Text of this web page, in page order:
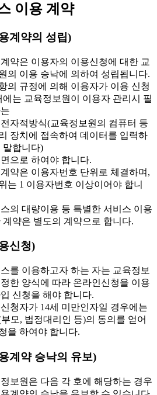
이용 계약
계약의 성립)
약은 이용자의 이용신청에 대한 교
의 이용 승낙에 의하여 성립됩니다.
의 규정에 의해 이용자가 이용 신청
에는 교육정보원이 이용자 관리시 필
자적방식(교육정보원의 컴퓨터 등
장치에 접속하여 데이터를 입력하
말합니다)
으로 하여야 합니다.
약은 이용자번호 단위로 체결하며,
는 1 이용자번호 이상이어야 합니
의 대량이용 등 특별한 서비스 이용
계약은 별도의 계약으로 합니다.
신청)
를 이용하고자 하는 자는 교육정보
한 양식에 따라 온라인신청을 이용
신청을 해야 합니다.
청자가 14세 미만인자일 경우에는
모, 법정대리인 등)의 동의를 얻어
을 하여야 합니다.
계약 승낙의 유보)
보원은 다음 각 호에 해당하는 경우